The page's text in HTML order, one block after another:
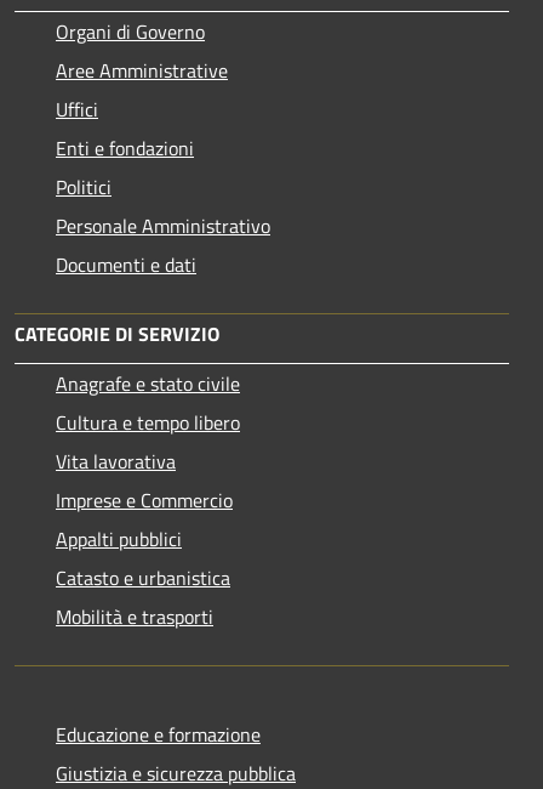
Organi di Governo
Aree Amministrative
Uffici
Enti e fondazioni
Politici
Personale Amministrativo
Documenti e dati
CATEGORIE DI SERVIZIO
Anagrafe e stato civile
Cultura e tempo libero
Vita lavorativa
Imprese e Commercio
Appalti pubblici
Catasto e urbanistica
Mobilità e trasporti
Educazione e formazione
Giustizia e sicurezza pubblica